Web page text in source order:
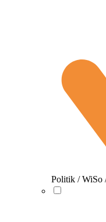
Politik / WiSo